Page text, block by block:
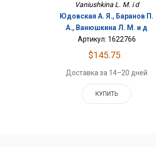
Vaniushkina L. M. i d
Юдовская А. Я., Баранов П.
А., Ванюшкина Л. М. и д
Артикул: 1622766
$145.75
Доставка за 14–20 дней
КУПИТЬ